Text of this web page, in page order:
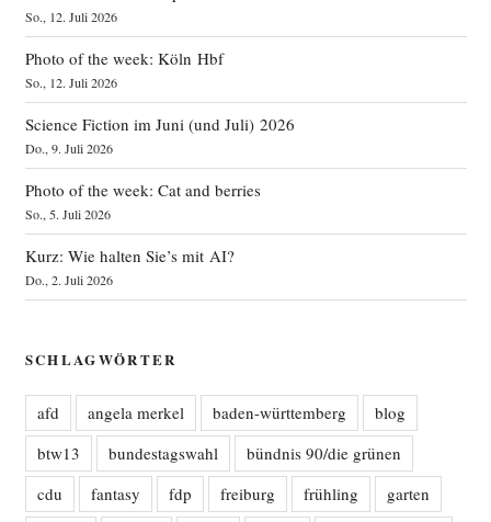
So., 12. Juli 2026
Photo of the week: Köln Hbf
So., 12. Juli 2026
Science Fiction im Juni (und Juli) 2026
Do., 9. Juli 2026
Photo of the week: Cat and berries
So., 5. Juli 2026
Kurz: Wie halten Sie’s mit AI?
Do., 2. Juli 2026
SCHLAGWÖRTER
afd angela merkel baden-württemberg
blog
btw13
bundestagswahl
bündnis 90/die grünen
cdu
fantasy fdp freiburg frühling
garten